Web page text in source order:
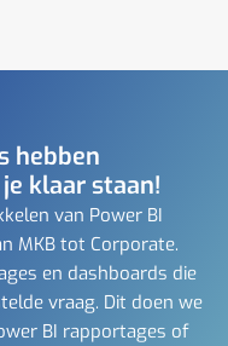
hebben
klaar staan!
van Power BI
MKB tot Corporate.
en dashboards die
vraag. Dit doen we
BI rapportages of